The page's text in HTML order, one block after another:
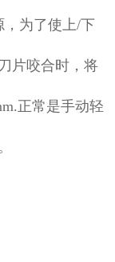
，为了使上/下
片咬合时，将
正常是手动轻